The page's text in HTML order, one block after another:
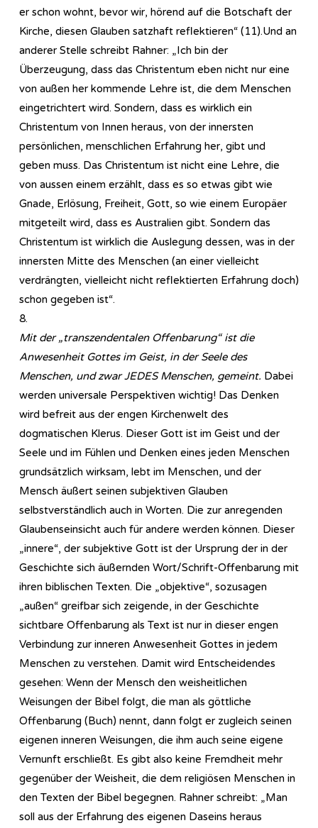
er schon wohnt, bevor wir, hörend auf die Botschaft der
Kirche, diesen Glauben satzhaft reflektieren“ (11).Und an
anderer Stelle schreibt Rahner: „Ich bin der
Überzeugung, dass das Christentum eben nicht nur eine
von außen her kommende Lehre ist, die dem Menschen
eingetrichtert wird. Sondern, dass es wirklich ein
Christentum von Innen heraus, von der innersten
persönlichen, menschlichen Erfahrung her, gibt und
geben muss. Das Christentum ist nicht eine Lehre, die
von aussen einem erzählt, dass es so etwas gibt wie
Gnade, Erlösung, Freiheit, Gott, so wie einem Europäer
mitgeteilt wird, dass es Australien gibt. Sondern das
Christentum ist wirklich die Auslegung dessen, was in der
innersten Mitte des Menschen (an einer vielleicht
verdrängten, vielleicht nicht reflektierten Erfahrung doch)
schon gegeben ist“.
8.
Mit der „transzendentalen Offenbarung“ ist die
Anwesenheit Gottes im Geist, in der Seele des
Menschen, und zwar JEDES Menschen, gemeint. Dabei
werden universale Perspektiven wichtig! Das Denken
wird befreit aus der engen Kirchenwelt des
dogmatischen Klerus. Dieser Gott ist im Geist und der
Seele und im Fühlen und Denken eines jeden Menschen
grundsätzlich wirksam, lebt im Menschen, und der
Mensch äußert seinen subjektiven Glauben
selbstverständlich auch in Worten. Die zur anregenden
Glaubenseinsicht auch für andere werden können. Dieser
„innere“, der subjektive Gott ist der Ursprung der in der
Geschichte sich äußernden Wort/Schrift-Offenbarung mit
ihren biblischen Texten. Die „objektive“, sozusagen
„außen“ greifbar sich zeigende, in der Geschichte
sichtbare Offenbarung als Text ist nur in dieser engen
Verbindung zur inneren Anwesenheit Gottes in jedem
Menschen zu verstehen. Damit wird Entscheidendes
gesehen: Wenn der Mensch den weisheitlichen
Weisungen der Bibel folgt, die man als göttliche
Offenbarung (Buch) nennt, dann folgt er zugleich seinen
eigenen inneren Weisungen, die ihm auch seine eigene
Vernunft erschließt. Es gibt also keine Fremdheit mehr
gegenüber der Weisheit, die dem religiösen Menschen in
den Texten der Bibel begegnen. Rahner schreibt: „Man
soll aus der Erfahrung des eigenen Daseins heraus